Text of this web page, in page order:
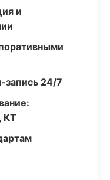
и
запись 24/7
КТ